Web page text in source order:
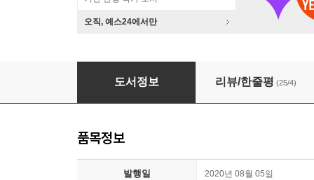
오직, 예스24에서만
선의 통쾌한 농담
도서정보 리뷰/한줄평 (25/4)
품목정보
발행일 2020년 08월 05일